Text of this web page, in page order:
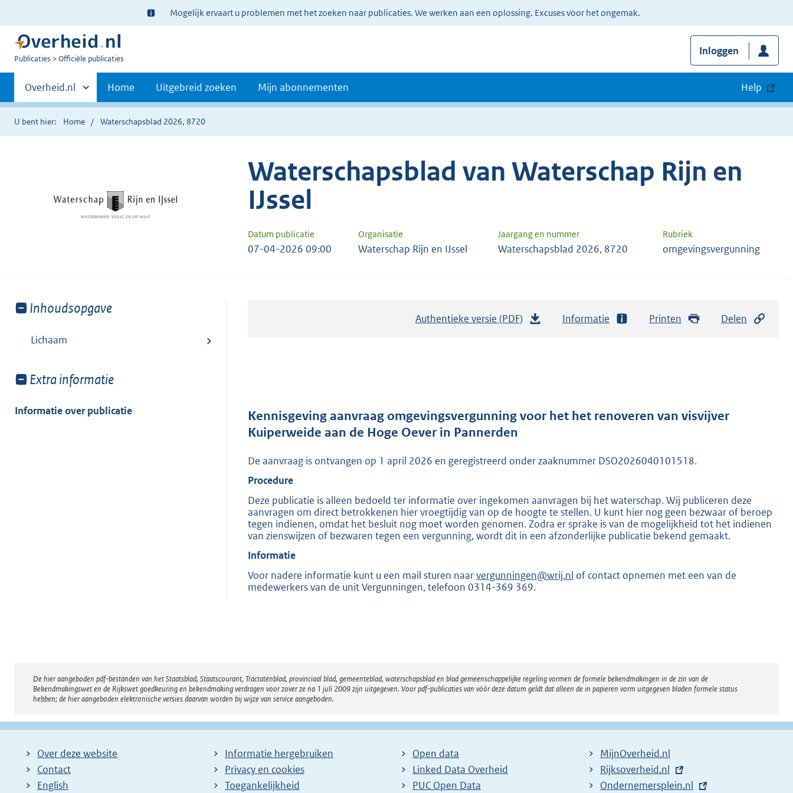
Ter
informatie:
Mogelijk ervaart u problemen met het zoeken naar publicaties. We werken aan een oplossing. Excuses voor het ongemak.
U
Publicaties Officiële publicaties
Inloggen
Primaire
navigatie
Andere
sites
binnen
Overheid.nl Home Uitgebreid zoeken Mijn abonnementen Help
U bent hier: Home Waterschapsblad 2026, 8720
Waterschapsblad van Waterschap Rijn en
IJssel
Datum publicatie Organisatie Jaargang en nummer Rubriek
07-04-2026 09:00 Waterschap Rijn en IJssel Waterschapsblad 2026, 8720 omgevingsvergunning
Toon
van:
Inhoudsopgave
Lichaam
Toon
van:
Extra informatie
Informatie over publicatie
Authentieke versie (PDF)
d
r
t
t
e
2
0
Informatie Printen Delen
Kennisgeving aanvraag omgevingsvergunning voor het het renoveren van visvijver
Kuiperweide aan de Hoge Oever in Pannerden
De aanvraag is ontvangen op 1 april 2026 en geregistreerd onder zaaknummer DSO2026040101518.
Procedure
Deze publicatie is alleen bedoeld ter informatie over ingekomen aanvragen bij het waterschap. Wij publiceren deze
aanvragen om direct betrokkenen hier vroegtijdig van op de hoogte te stellen. U kunt hier nog geen bezwaar of beroep
tegen indienen, omdat het besluit nog moet worden genomen. Zodra er sprake is van de mogelijkheid tot het indienen
van zienswijzen of bezwaren tegen een vergunning, wordt dit in een afzonderlijke publicatie bekend gemaakt.
Informatie
Voor nadere informatie kunt u een mail sturen naarvergunningen@wrij.nl of contact opnemen met een van de
medewerkers van de unit Vergunningen, telefoon 0314-369 369.
Disclaimer
De hier aangeboden pdf-bestanden van het Staatsblad, Staatscourant, Tractatenblad, provinciaal blad, gemeenteblad, waterschapsblad en blad gemeenschappelijke regeling vormen de formele bekendmakingen in de zin van de
Bekendmakingswet en de Rijkswet goedkeuring en bekendmaking verdragen voor zover ze na 1 juli 2009 zijn uitgegeven. Voor pdf-publicaties van vóór deze datum geldt dat alleen de in papieren vorm uitgegeven bladen formele status
hebben; de hier aangeboden elektronische versies daarvan worden bij wijze van service aangeboden.
Over deze website
Contact
English
Informatie hergebruiken
Privacy en cookies
Toegankelijkheid
Open data
Linked Data Overheid
PUC Open Data
MijnOverheid.nl
E
x
Rijksoverheid.nl
E
Ondernemersplein.nl